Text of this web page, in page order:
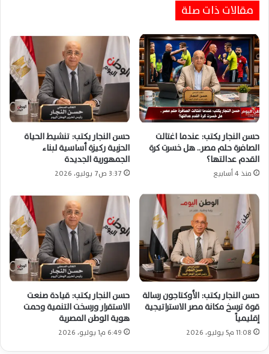
حسن النجار يكتب: السلام الداخلي يصنع أمانك
العاطفي ويقودك للحياة
مقالات ذات صلة
حسن النجار يكتب: عندما اغتالت
الصافرة حلم مصر.. هل خسرت كرة
القدم عدالتها؟
منذ 4 أسابيع
حسن النجار يكتب: تنشيط الحياة
الحزبية ركيزة أساسية لبناء
الجمهورية الجديدة
3:37 ص7 يوليو، 2026
حسن النجار يكتب: الأوكتاجون رسالة
قوة ترسخ مكانة مصر الاستراتيجية
إقليمياً
11:08 م5 يوليو، 2026
حسن النجار يكتب: قيادة صنعت
الاستقرار ورسخت التنمية وحمت
هوية الوطن المصرية
6:49 م1 يوليو، 2026